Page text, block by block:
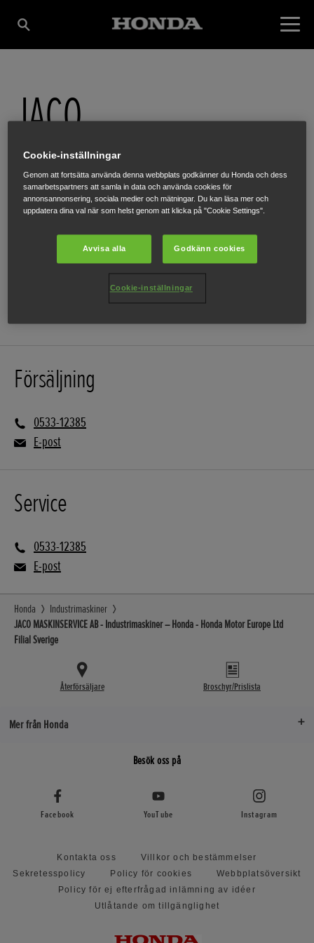
JACO
MASKINSERVICE AB
NORRLANDSVÄGEN 37,SÄFFLE,66140
FÅ VÄGBESKRIVNING
Försäljning
0533-12385
E-post
Service
0533-12385
E-post
Honda
Industrimaskiner
JACO MASKINSERVICE AB - Industrimaskiner – Honda - Honda Motor Europe Ltd
Filial Sverige
Återförsäljare Broschyr/Prislista
Mer från Honda
Besök oss på
Facebook YouTube Instagram
Kontakta oss
Villkor och bestämmelser
Sekretesspolicy
Policy för cookies
Webbplatsöversikt
Policy för ej efterfrågad inlämning av idéer
Utlåtande om tillgänglighet
Cookie-inställningar
Genom att fortsätta använda denna webbplats godkänner du Honda och dess
samarbetspartners att samla in data och använda cookies för
annonsannonsering, sociala medier och mätningar. Du kan läsa mer och
uppdatera dina val när som helst genom att klicka på "Cookie Settings".
Avvisa alla Godkänn cookies
Cookie-inställningar